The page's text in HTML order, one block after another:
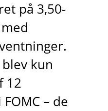
på 3,50-
kun
12
– de